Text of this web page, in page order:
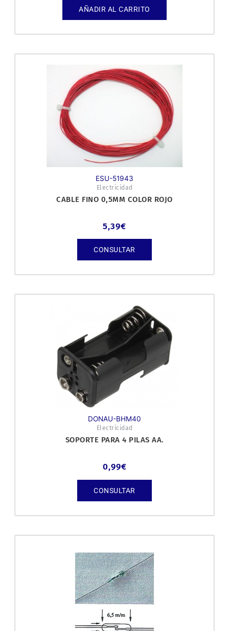
AÑADIR AL CARRITO
ESU-51943
Electricidad
CABLE FINO 0,5MM COLOR ROJO
5,39€
CONSULTAR
DONAU-BHM40
Electricidad
SOPORTE PARA 4 PILAS AA.
0,99€
CONSULTAR